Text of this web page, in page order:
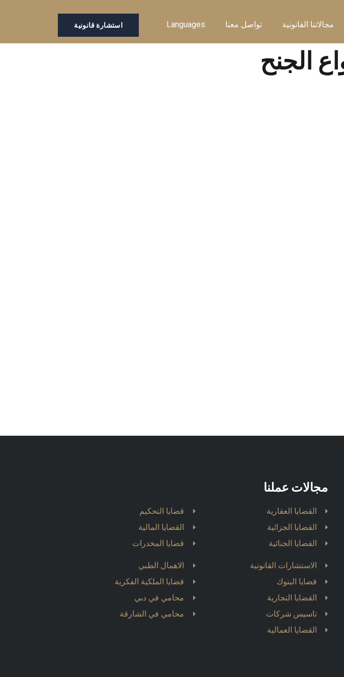
مجالاتنا القانونية تواصل معنا Languages استشارة قانونية
مجالات عملنا
القضايا العقارية
القضايا الجزائية
القضايا الجنائية
الاستشارات القانونية
قضايا البنوك
القضايا التجارية
تاسيس شركات
القضايا العمالية
قضايا التحكيم
القضايا المالية
قضايا المخدرات
الاهمال الطبي
قضايا الملكية الفكرية
محامي في دبي
محامي في الشارقة